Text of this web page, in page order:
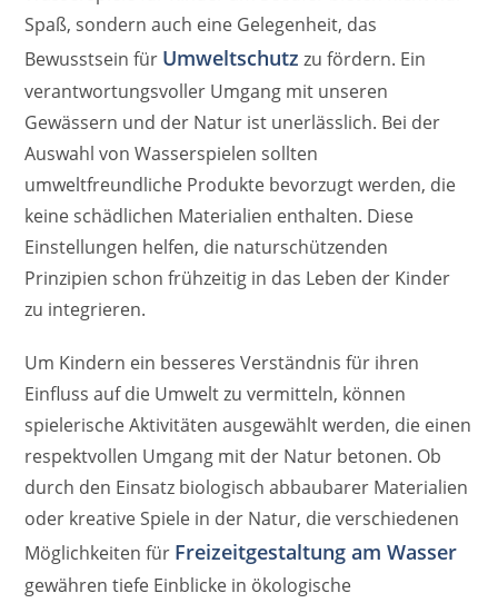
Spaß, sondern auch eine Gelegenheit, das
Bewusstsein für Umweltschutz zu fördern. Ein
verantwortungsvoller Umgang mit unseren
Gewässern und der Natur ist unerlässlich. Bei der
Auswahl von Wasserspielen sollten
umweltfreundliche Produkte bevorzugt werden, die
keine schädlichen Materialien enthalten. Diese
Einstellungen helfen, die naturschützenden
Prinzipien schon frühzeitig in das Leben der Kinder
zu integrieren.
Um Kindern ein besseres Verständnis für ihren
Einfluss auf die Umwelt zu vermitteln, können
spielerische Aktivitäten ausgewählt werden, die einen
respektvollen Umgang mit der Natur betonen. Ob
durch den Einsatz biologisch abbaubarer Materialien
oder kreative Spiele in der Natur, die verschiedenen
Möglichkeiten für Freizeitgestaltung am Wasser
gewähren tiefe Einblicke in ökologische